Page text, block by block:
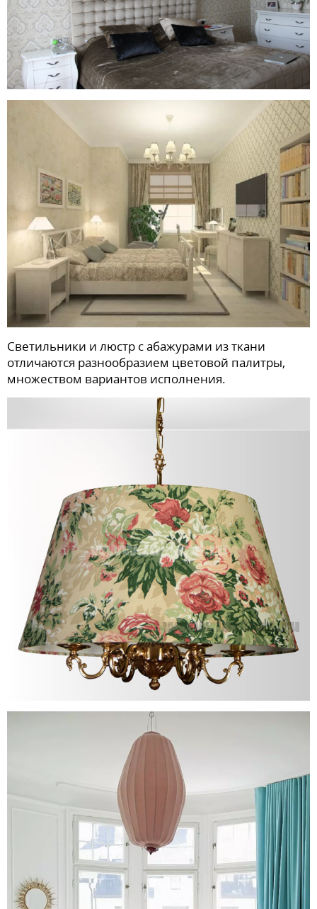
Светильники и люстр с абажурами из ткани
отличаются разнообразием цветовой палитры,
множеством вариантов исполнения.